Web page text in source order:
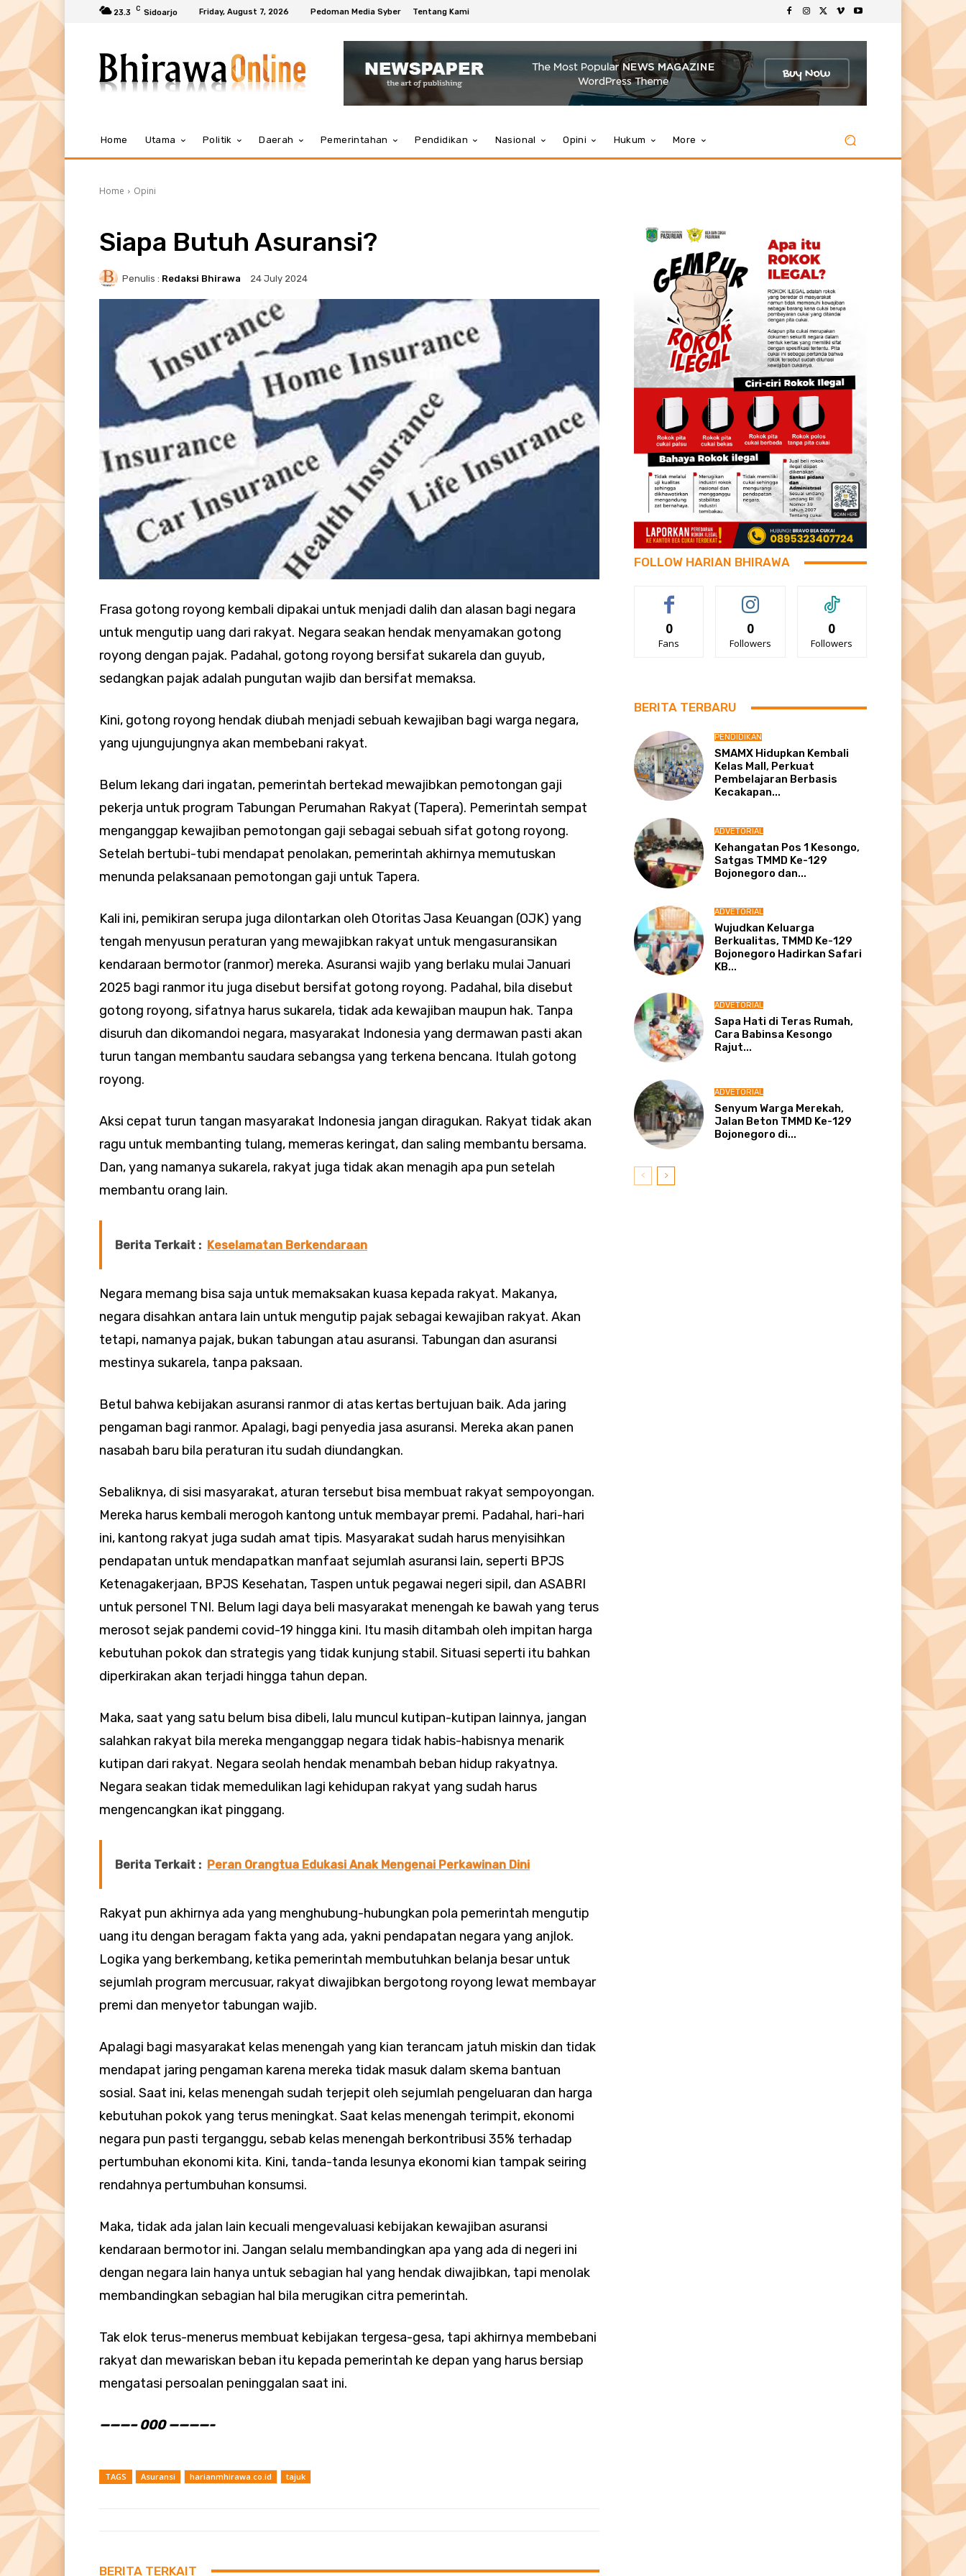
23.3 C Sidoarjo Friday, August 7, 2026 Pedoman Media Syber Tentang Kami
Home Utama Politik Daerah Pemerintahan Pendidikan Nasional Opini Hukum More
Home Opini
Siapa Butuh Asuransi?
Penulis : Redaksi Bhirawa 24 July 2024
Frasa gotong royong kembali dipakai untuk menjadi dalih dan alasan bagi negara
untuk mengutip uang dari rakyat. Negara seakan hendak menyamakan gotong
royong dengan pajak. Padahal, gotong royong bersifat sukarela dan guyub,
sedangkan pajak adalah pungutan wajib dan bersifat memaksa.
Kini, gotong royong hendak diubah menjadi sebuah kewajiban bagi warga negara,
yang ujungujungnya akan membebani rakyat.
Belum lekang dari ingatan, pemerintah bertekad mewajibkan pemotongan gaji
pekerja untuk program Tabungan Perumahan Rakyat (Tapera). Pemerintah sempat
menganggap kewajiban pemotongan gaji sebagai sebuah sifat gotong royong.
Setelah bertubi-tubi mendapat penolakan, pemerintah akhirnya memutuskan
menunda pelaksanaan pemotongan gaji untuk Tapera.
Kali ini, pemikiran serupa juga dilontarkan oleh Otoritas Jasa Keuangan (OJK) yang
tengah menyusun peraturan yang mewajibkan rakyat untuk mengasuransikan
kendaraan bermotor (ranmor) mereka. Asuransi wajib yang berlaku mulai Januari
2025 bagi ranmor itu juga disebut bersifat gotong royong. Padahal, bila disebut
gotong royong, sifatnya harus sukarela, tidak ada kewajiban maupun hak. Tanpa
disuruh dan dikomandoi negara, masyarakat Indonesia yang dermawan pasti akan
turun tangan membantu saudara sebangsa yang terkena bencana. Itulah gotong
royong.
Aksi cepat turun tangan masyarakat Indonesia jangan diragukan. Rakyat tidak akan
ragu untuk membanting tulang, memeras keringat, dan saling membantu bersama.
Dan, yang namanya sukarela, rakyat juga tidak akan menagih apa pun setelah
membantu orang lain.
Berita Terkait : Keselamatan Berkendaraan
Negara memang bisa saja untuk memaksakan kuasa kepada rakyat. Makanya,
negara disahkan antara lain untuk mengutip pajak sebagai kewajiban rakyat. Akan
tetapi, namanya pajak, bukan tabungan atau asuransi. Tabungan dan asuransi
mestinya sukarela, tanpa paksaan.
Betul bahwa kebijakan asuransi ranmor di atas kertas bertujuan baik. Ada jaring
pengaman bagi ranmor. Apalagi, bagi penyedia jasa asuransi. Mereka akan panen
nasabah baru bila peraturan itu sudah diundangkan.
Sebaliknya, di sisi masyarakat, aturan tersebut bisa membuat rakyat sempoyongan.
Mereka harus kembali merogoh kantong untuk membayar premi. Padahal, hari-hari
ini, kantong rakyat juga sudah amat tipis. Masyarakat sudah harus menyisihkan
pendapatan untuk mendapatkan manfaat sejumlah asuransi lain, seperti BPJS
Ketenagakerjaan, BPJS Kesehatan, Taspen untuk pegawai negeri sipil, dan ASABRI
untuk personel TNI. Belum lagi daya beli masyarakat menengah ke bawah yang terus
merosot sejak pandemi covid-19 hingga kini. Itu masih ditambah oleh impitan harga
kebutuhan pokok dan strategis yang tidak kunjung stabil. Situasi seperti itu bahkan
diperkirakan akan terjadi hingga tahun depan.
Maka, saat yang satu belum bisa dibeli, lalu muncul kutipan-kutipan lainnya, jangan
salahkan rakyat bila mereka menganggap negara tidak habis-habisnya menarik
kutipan dari rakyat. Negara seolah hendak menambah beban hidup rakyatnya.
Negara seakan tidak memedulikan lagi kehidupan rakyat yang sudah harus
mengencangkan ikat pinggang.
Berita Terkait : Peran Orangtua Edukasi Anak Mengenai Perkawinan Dini
Rakyat pun akhirnya ada yang menghubung-hubungkan pola pemerintah mengutip
uang itu dengan beragam fakta yang ada, yakni pendapatan negara yang anjlok.
Logika yang berkembang, ketika pemerintah membutuhkan belanja besar untuk
sejumlah program mercusuar, rakyat diwajibkan bergotong royong lewat membayar
premi dan menyetor tabungan wajib.
Apalagi bagi masyarakat kelas menengah yang kian terancam jatuh miskin dan tidak
mendapat jaring pengaman karena mereka tidak masuk dalam skema bantuan
sosial. Saat ini, kelas menengah sudah terjepit oleh sejumlah pengeluaran dan harga
kebutuhan pokok yang terus meningkat. Saat kelas menengah terimpit, ekonomi
negara pun pasti terganggu, sebab kelas menengah berkontribusi 35% terhadap
pertumbuhan ekonomi kita. Kini, tanda-tanda lesunya ekonomi kian tampak seiring
rendahnya pertumbuhan konsumsi.
Maka, tidak ada jalan lain kecuali mengevaluasi kebijakan kewajiban asuransi
kendaraan bermotor ini. Jangan selalu membandingkan apa yang ada di negeri ini
dengan negara lain hanya untuk sebagian hal yang hendak diwajibkan, tapi menolak
membandingkan sebagian hal bila merugikan citra pemerintah.
Tak elok terus-menerus membuat kebijakan tergesa-gesa, tapi akhirnya membebani
rakyat dan mewariskan beban itu kepada pemerintah ke depan yang harus bersiap
mengatasi persoalan peninggalan saat ini.
———– 000 ————-
TAGS Asuransi harianmhirawa.co.id tajuk
BERITA TERKAIT
FOLLOW HARIAN BHIRAWA
0
Fans
0
Followers
0
Followers
BERITA TERBARU
PENDIDIKAN
SMAMX Hidupkan Kembali
Kelas Mall, Perkuat
Pembelajaran Berbasis
Kecakapan...
ADVETORIAL
Kehangatan Pos 1 Kesongo,
Satgas TMMD Ke-129
Bojonegoro dan...
ADVETORIAL
Wujudkan Keluarga
Berkualitas, TMMD Ke-129
Bojonegoro Hadirkan Safari
KB...
ADVETORIAL
Sapa Hati di Teras Rumah,
Cara Babinsa Kesongo
Rajut...
ADVETORIAL
Senyum Warga Merekah,
Jalan Beton TMMD Ke-129
Bojonegoro di...